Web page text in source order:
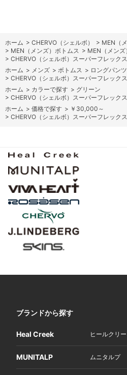
ホーム > CHERVO（シェルボ） > MEN（
> MEN（メンズ）ボトムス > MEN（メン
> CHERVO（シェルボ）スーパーフレック
ホーム > メンズ > ボトムス > ロングパンツ
> CHERVO（シェルボ）スーパーフレック
ホーム > カラーで探す > グリーン
> CHERVO（シェルボ）スーパーフレック
ホーム > 価格で探す > ￥30,000～
> CHERVO（シェルボ）スーパーフレック
ブランドから探す
Heal Creek ヒールクリー
MUNITALP ムニタルプ